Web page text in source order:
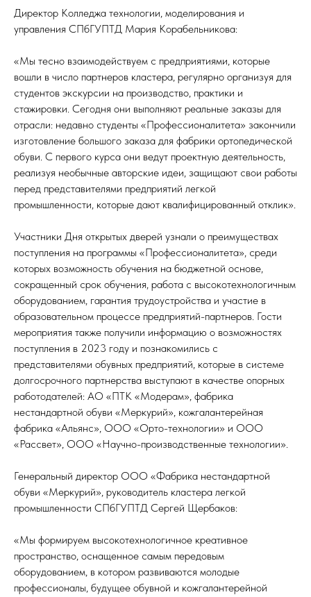
Директор Колледжа технологии, моделирования и
управления СПбГУПТД Мария Корабельникова:
«Мы тесно взаимодействуем с предприятиями, которые
вошли в число партнеров кластера, регулярно организуя для
студентов экскурсии на производство, практики и
стажировки. Сегодня они выполняют реальные заказы для
отрасли: недавно студенты «Профессионалитета» закончили
изготовление большого заказа для фабрики ортопедической
обуви. С первого курса они ведут проектную деятельность,
реализуя необычные авторские идеи, защищают свои работы
перед представителями предприятий легкой
промышленности, которые дают квалифицированный отклик».
Участники Дня открытых дверей узнали о преимуществах
поступления на программы «Профессионалитета», среди
которых возможность обучения на бюджетной основе,
сокращенный срок обучения, работа с высокотехнологичным
оборудованием, гарантия трудоустройства и участие в
образовательном процессе предприятий-партнеров. Гости
мероприятия также получили информацию о возможностях
поступления в 2023 году и познакомились с
представителями обувных предприятий, которые в системе
долгосрочного партнерства выступают в качестве опорных
работодателей: АО «ПТК «Модерам», фабрика
нестандартной обуви «Меркурий», кожгалантерейная
фабрика «Альянс», ООО «Орто-технологии» и ООО
«Рассвет», ООО «Научно-производственные технологии».
Генеральный директор ООО «Фабрика нестандартной
обуви «Меркурий», руководитель кластера легкой
промышленности СПбГУПТД Сергей Щербаков:
«Мы формируем высокотехнологичное креативное
пространство, оснащенное самым передовым
оборудованием, в котором развиваются молодые
профессионалы, будущее обувной и кожгалантерейной